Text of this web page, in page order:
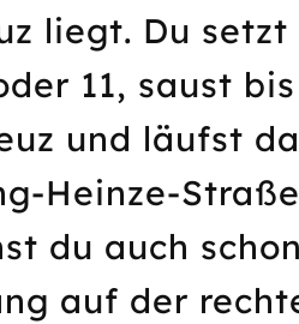
liegt. Du
11, saust
und läufst
Heinze-
du auch
auf der